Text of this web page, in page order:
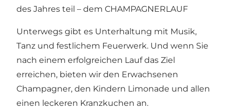
des Jahres teil – dem CHAMPAGNERLAUF
Unterwegs gibt es Unterhaltung mit Musik,
Tanz und festlichem Feuerwerk. Und wenn Sie
nach einem erfolgreichen Lauf das Ziel
erreichen, bieten wir den Erwachsenen
Champagner, den Kindern Limonade und allen
einen leckeren Kranzkuchen an.